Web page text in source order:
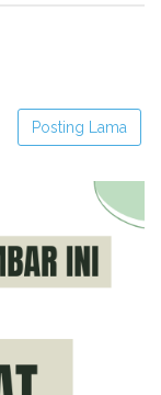
Posting Lama